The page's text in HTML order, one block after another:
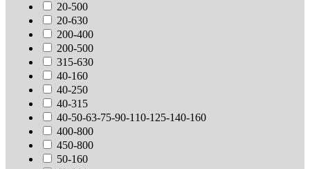
20-500
20-630
200-400
200-500
315-630
40-160
40-250
40-315
40-50-63-75-90-110-125-140-160
400-800
450-800
50-160